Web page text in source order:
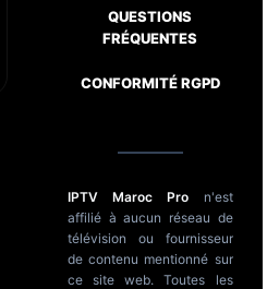
QUESTIONS
FRÉQUENTES
CONFORMITÉ RGPD
IPTV Maroc Pro n'est
affilié à aucun réseau de
télévision ou fournisseur
de contenu mentionné sur
ce site web. Toutes les